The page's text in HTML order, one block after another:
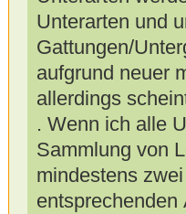
Unterarten und
Gattungen/
aufgrund neuer
allerdings
. Wenn ich alle
Sammlung von
mindestens
entsprechenden